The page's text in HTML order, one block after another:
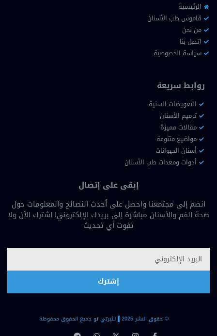
الرئيسية
قاموس طب الأسنان
من نحن
اتصل بنا
سياسة الخصوصية
روابط سريعة
التعويضات السنية
ترميم الأسنان
مقالات مميزة
مواضيع متنوعة
أسنان الحيوانات
أدوات ومعدات طب الأسنان
إبقى على إتصال
انضم إلى مجتمعنا واحصل على أحدث النصائح والمعلومات حول
صحة الفم والأسنان مباشرة إلى بريدك الإلكتروني! اشترك الآن ولا
تفوت أي تحديث
إشترك
© حقوق النشر 2025 ▐لـثيرتي تو جميع الحقوق محفوظة